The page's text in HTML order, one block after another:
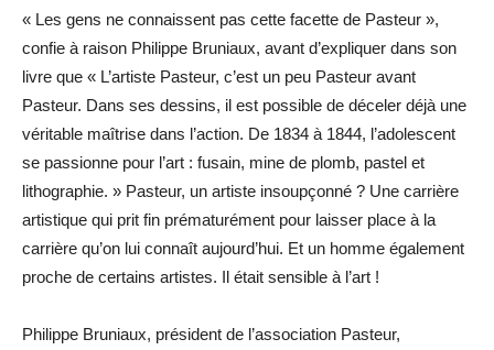
« Les gens ne connaissent pas cette facette de Pasteur »,
confie à raison Philippe Bruniaux, avant d’expliquer dans son
livre que « L’artiste Pasteur, c’est un peu Pasteur avant
Pasteur. Dans ses dessins, il est possible de déceler déjà une
véritable maîtrise dans l’action. De 1834 à 1844, l’adolescent
se passionne pour l’art : fusain, mine de plomb, pastel et
lithographie. » Pasteur, un artiste insoupçonné ? Une carrière
artistique qui prit fin prématurément pour laisser place à la
carrière qu’on lui connaît aujourd’hui. Et un homme également
proche de certains artistes. Il était sensible à l’art !
Philippe Bruniaux, président de l’association Pasteur,